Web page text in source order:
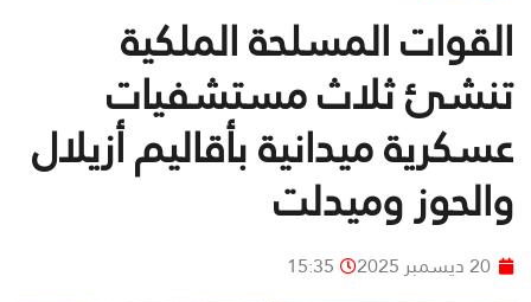
القوات المسلحة الملكية
تنشئ ثلاث مستشفيات
عسكرية ميدانية بأقاليم أزيلال
والحوز وميدلت
20 ديسمبر 2025 15:35